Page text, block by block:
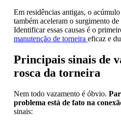
Em residências antigas, o
também aceleram o surgimento
Identificar essas causas é o
manutenção de torneira eficaz e
Principais sinais de
rosca da torneira
Nem todo vazamento é óbvio.
problema está de fato na
sinais: